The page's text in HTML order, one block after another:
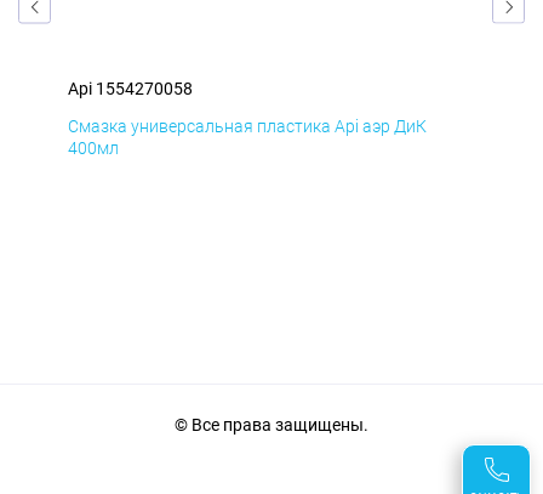
Api 1554270058
Смазка универсальная пластика Api аэр ДиК
400мл
© Все права защищены.